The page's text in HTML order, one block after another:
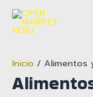
contenido
Inicio / Alimentos